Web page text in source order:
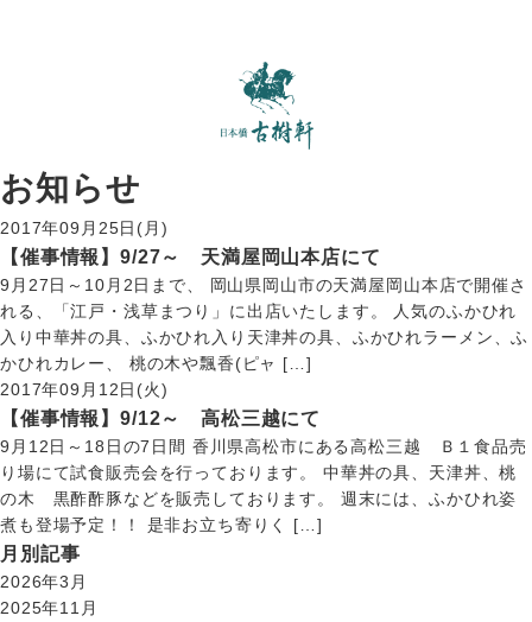
お知らせ
2017年09月25日(月)
【催事情報】9/27～ 天満屋岡山本店にて
9月27日～10月2日まで、 岡山県岡山市の天満屋岡山本店で開催さ
れる、「江戸・浅草まつり」に出店いたします。 人気のふかひれ
入り中華丼の具、ふかひれ入り天津丼の具、ふかひれラーメン、ふ
かひれカレー、 桃の木や飄香(ピャ […]
2017年09月12日(火)
【催事情報】9/12～ 高松三越にて
9月12日～18日の7日間 香川県高松市にある高松三越 Ｂ１食品売
り場にて試食販売会を行っております。 中華丼の具、天津丼、桃
の木 黒酢酢豚などを販売しております。 週末には、ふかひれ姿
煮も登場予定！！ 是非お立ち寄りく […]
月別記事
2026年3月
2025年11月